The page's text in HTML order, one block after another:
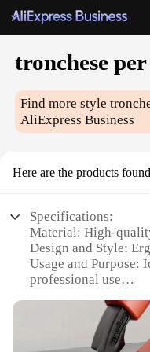
tronchese
Find more style
AliExpress Business
Here are the products
Specifications:
Material: High-
Design and Style:
Usage and Purpose:
professional use
maximum grip and
Parts and
applications